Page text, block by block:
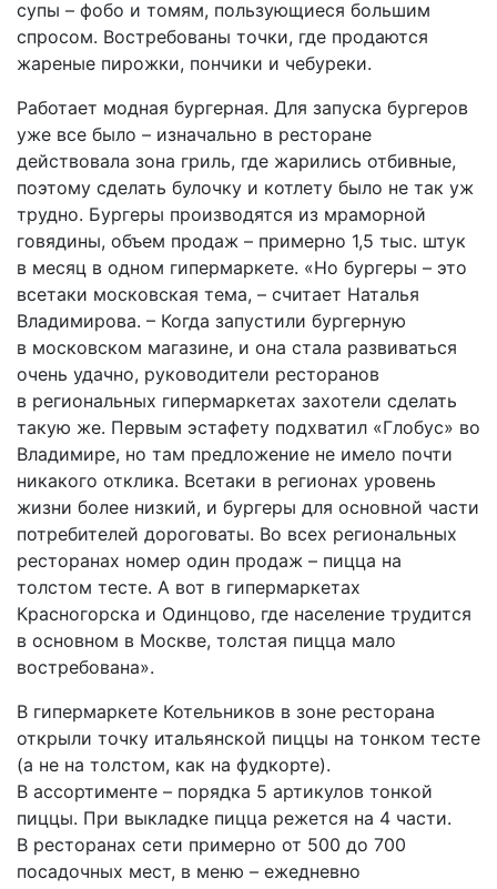
супы – фо­бо и том­ям, пользующиеся большим
спросом. Востребованы точки, где продаются
жареные пирожки, пончики и чебуреки.
Работает модная бургерная. Для запуска бургеров
уже все было – изначально в ресторане
действовала зона гриль, где жарились отбивные,
поэтому сделать булочку и котлету было не так уж
трудно. Бургеры производятся из мраморной
говядины, объем продаж – примерно 1,5 тыс. штук
в месяц в одном гипермаркете. «Но бургеры – это
все­таки московская тема, – считает Наталья
Владимирова. – Когда запустили бургерную
в московском магазине, и она стала развиваться
очень удачно, руководители ресторанов
в региональных гипермаркетах захотели сделать
такую же. Первым эстафету подхватил «Глобус» во
Владимире, но там предложение не имело почти
никакого отклика. Все­таки в регионах уровень
жизни более низкий, и бургеры для основной части
потребителей дороговаты. Во всех региональных
ресторанах номер один продаж – пицца на
толстом тесте. А вот в гипермаркетах
Красногорска и Одинцово, где население трудится
в основном в Москве, толстая пицца мало
востребована».
В гипермаркете Котельников в зоне ресторана
открыли точку итальянской пиццы на тонком тесте
(а не на толстом, как на фудкорте).
В ассортименте – порядка 5 артикулов тонкой
пиццы. При выкладке пицца режется на 4 части.
В ресторанах сети примерно от 500 до 700
посадочных мест, в меню – ежедневно